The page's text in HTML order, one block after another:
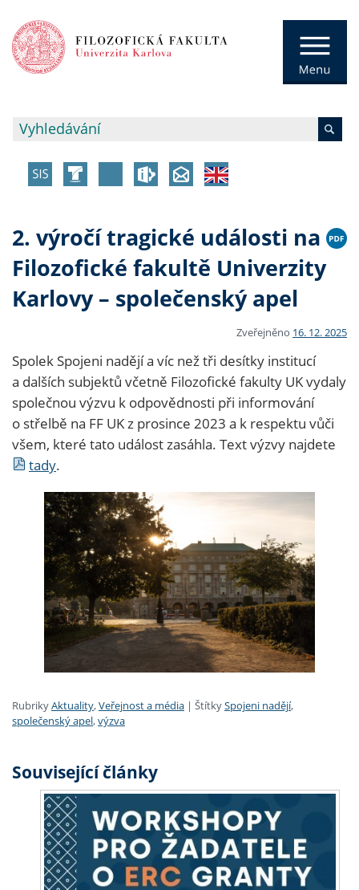
2. výročí tragické události na
Filozofické fakultě Univerzity
Karlovy – společenský apel
Zveřejněno 16. 12. 2025
Spolek Spojeni nadějí a víc než tři desítky institucí
a dalších subjektů včetně Filozofické fakulty UK vydaly
společnou výzvu k odpovědnosti při informování
o střelbě na FF UK z prosince 2023 a k respektu vůči
všem, které tato událost zasáhla. Text výzvy najdete
tady.
RubrikyAktuality,Veřejnost a média | ŠtítkySpojeni nadějí,
společenský apel,výzva
Související články